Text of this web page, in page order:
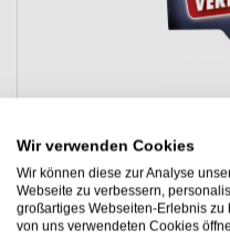
Wir verwenden Cookies
Wir können diese zur Analyse
Webseite zu verbessern,
großartiges Webseiten-Erlebnis zu
von uns verwendeten Cookies